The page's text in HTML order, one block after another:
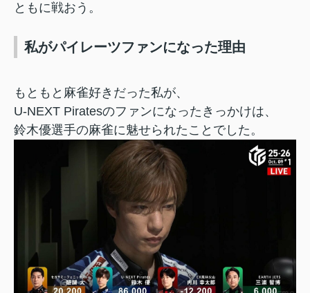
ともに戦おう。
私がパイレーツファンになった理由
もともと麻雀好きだった私が、
U-NEXT Piratesのファンになったきっかけは、
鈴木優選手の麻雀に魅せられたことでした。